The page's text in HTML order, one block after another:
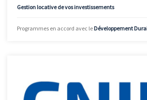
Gestion locative de vos investissements
Programmes en accord avec le Développement